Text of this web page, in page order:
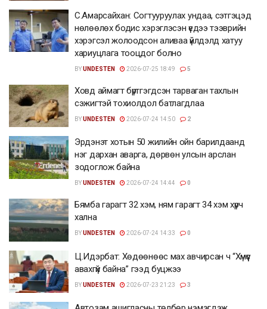
С.Амарсайхан: Согтууруулах ундаа, сэтгэцэд
нөлөөлөх бодис хэрэглэсэн үедээ тээврийн
хэрэгсэл жолоодсон аливаа үйлдэлд хатуу
хариуцлага тооцдог болно
BYUNDESTEN 2026-07-25 18:49 5
Ховд аймагт бүртгэгдсэн тарваган тахлын
сэжигтэй тохиолдол батлагдлаа
BYUNDESTEN 2026-07-24 14:50 2
Эрдэнэт хотын 50 жилийн ойн барилдаанд
нэг дархан аварга, дөрвөн улсын арслан
зодоглож байна
BYUNDESTEN 2026-07-24 14:44 0
Бямба гарагт 32 хэм, ням гарагт 34 хэм хүрч
хална
BYUNDESTEN 2026-07-24 14:33 0
Ц.Идэрбат: Хөдөөнөөс мах авчирсан ч “Хүмүүс
авахгүй байна” гээд буцжээ
BYUNDESTEN 2026-07-23 21:23 3